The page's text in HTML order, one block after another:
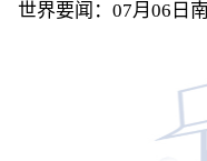
世界要闻：07月06日